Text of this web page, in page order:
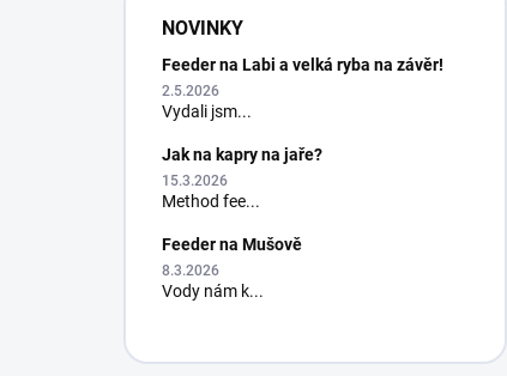
NOVINKY
Feeder na Labi a velká ryba na závěr!
2.5.2026
Vydali jsm...
Jak na kapry na jaře?
15.3.2026
Method fee...
Feeder na Mušově
8.3.2026
Vody nám k...